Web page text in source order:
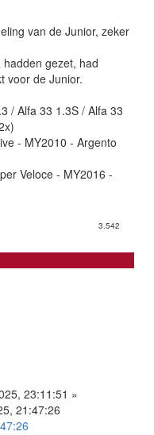
van de Junior, zeker
gezet, had
voor de Junior.
/ Alfa 33 1.3S / Alfa 33
- MY2010 - Argento
Veloce - MY2016 -
3.542
23:11:51 »
21:47:26